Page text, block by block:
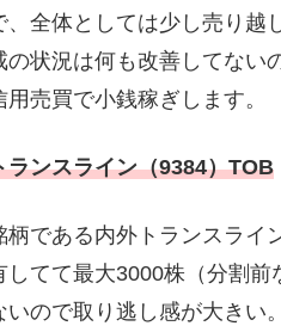
、全体としては少し売り越
の状況は何も改善してない
用売買で小銭稼ぎします。
ランスライン（9384）TOB
柄である内外トランスライ
してて最大3000株（分割
いので取り逃し感が大きい